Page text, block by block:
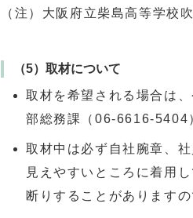
（注）大阪府立柴島高等学校
（5）取材について
取材を希望される場合は
部総務課（ 06-6616-5404
取材中は必ず自社腕章、
見えやすいところに着用
断りすることがあります